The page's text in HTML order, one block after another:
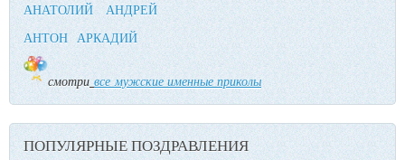
АНАТОЛИЙ
АНДРЕЙ
АНТОН АРКАДИЙ
смотри все мужские именные приколы
ПОПУЛЯРНЫЕ ПОЗДРАВЛЕНИЯ